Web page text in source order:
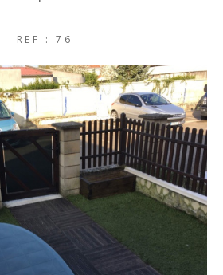
REF : 76